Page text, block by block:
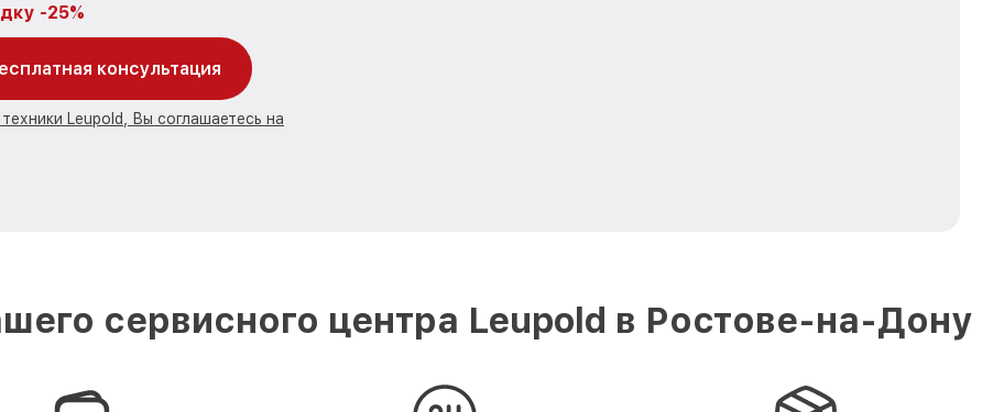
-25%
консультация
Leupold, Вы соглашаетесь на
сервисного центра Leupold в Ростове-на-Дону